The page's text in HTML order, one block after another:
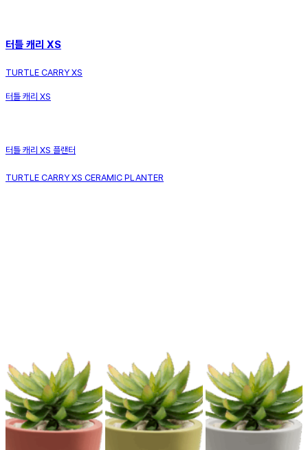
터틀 캐리 XS
TURTLE CARRY XS
터틀 캐리 XS
터틀 캐리 XS 플랜터
TURTLE CARRY XS CERAMIC PLANTER